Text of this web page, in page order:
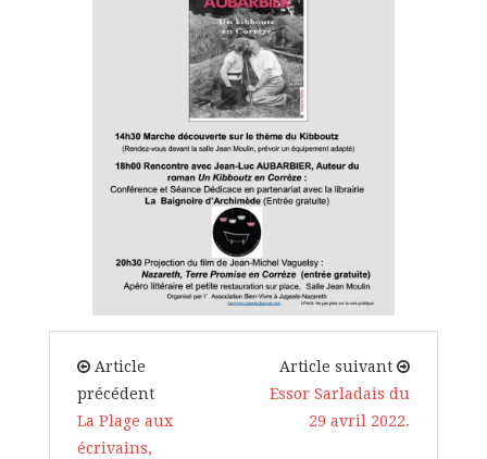
Article
précédent
La Plage aux
écrivains,
Article suivant
Essor Sarladais du
29 avril 2022.